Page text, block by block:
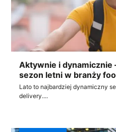
Aktywnie i dynamicznie
sezon letni w branży
Lato to najbardziej dynamiczny
delivery....